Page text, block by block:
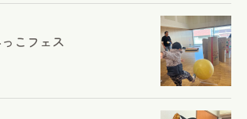
こフェス